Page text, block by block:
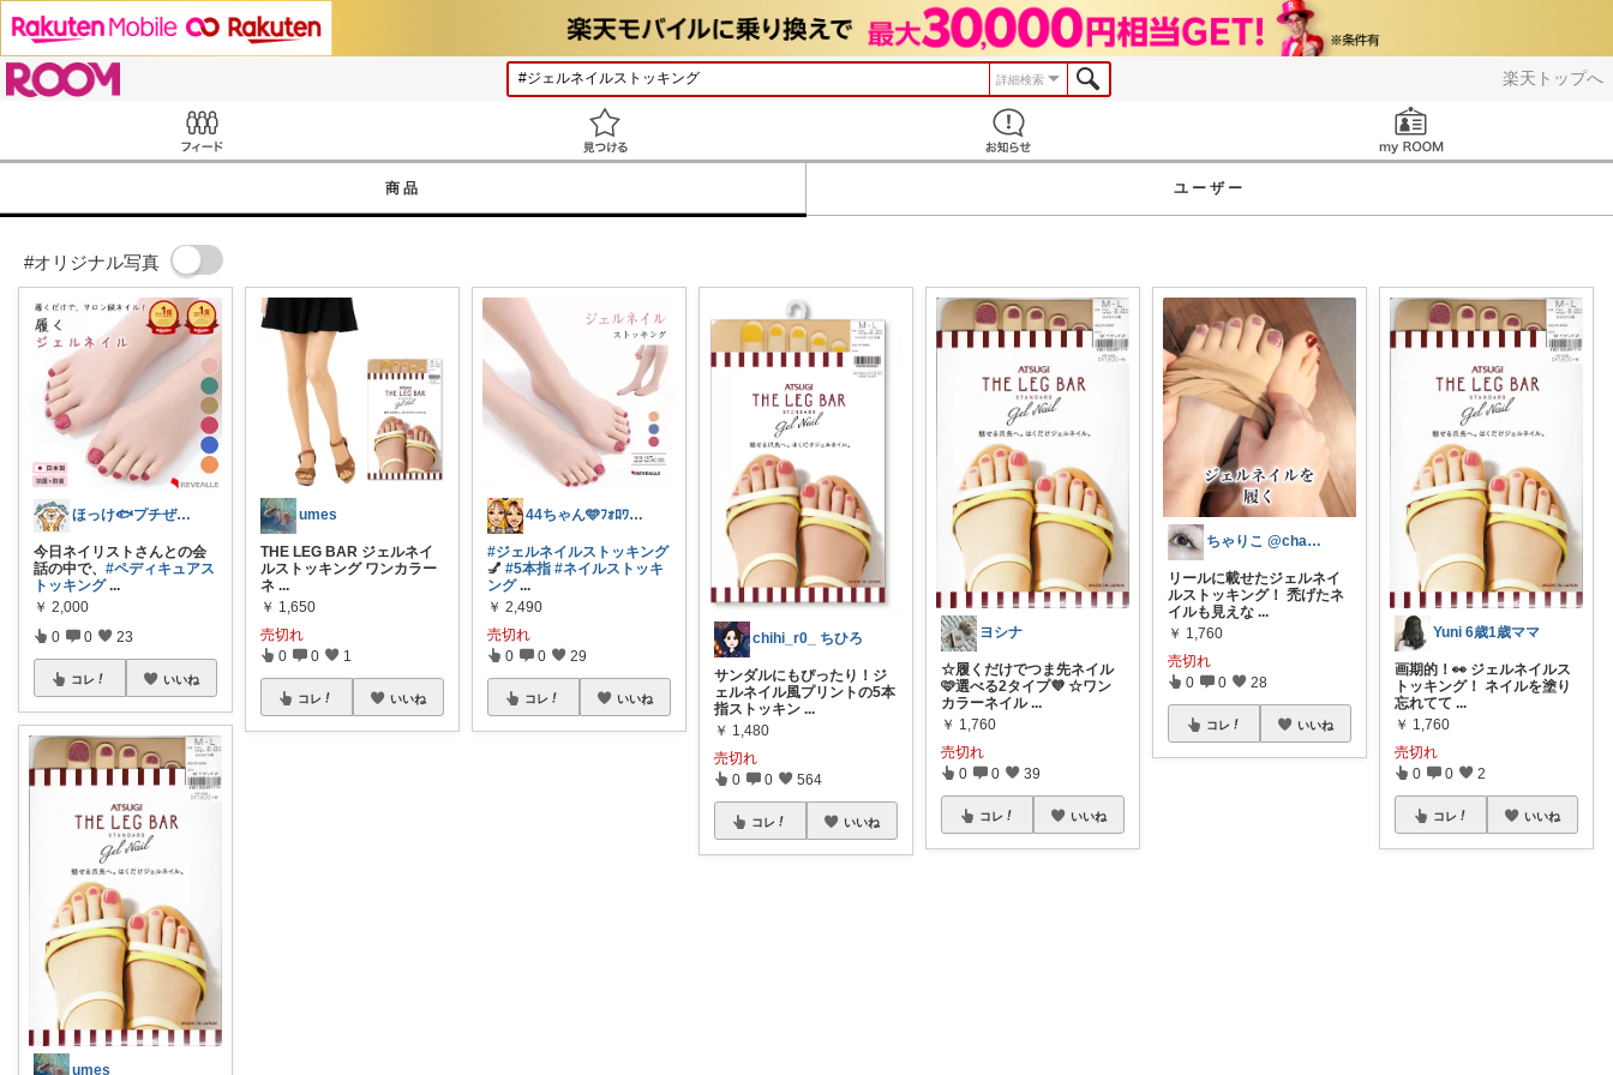
楽天トップへ
詳細検索
商品 ユーザー
#オリジナル写真
ほっけ🐟プチぜいたく
今日ネイリストさんとの会
話の中で、 #ペディキュアス
トッキング ...
￥ 2,000
0 0 23
コレ いいね
umes
umes
THE LEG BAR ジェルネイ
ルストッキング ワンカラー
ネ ...
￥ 1,650
売切れ
0 0 1
コレ いいね
44ちゃん🩵ﾌｫﾛﾜｰ様から購入
#ジェルネイルストッキング
💅#5本指 #ネイルストッキ
ング ...
￥ 2,490
売切れ
0 0 29
コレ いいね
chihi_r0_ ちひろ
サンダルにもぴったり！ジ
ェルネイル風プリントの5本
指ストッキン ...
￥ 1,480
売切れ
0 0 564
コレ いいね
ヨシナ
☆履くだけでつま先ネイル
🩷選べる2タイプ💜 ☆ワン
カラーネイル ...
￥ 1,760
売切れ
0 0 39
コレ いいね
ちゃりこ @charico2019
リールに載せたジェルネイ
ルストッキング！ 禿げたネ
イルも見えな ...
￥ 1,760
売切れ
0 0 28
コレ いいね
Yuni 6歳1歳ママ
画期的！👀 ジェルネイルス
トッキング！ ネイルを塗り
忘れてて ...
￥ 1,760
売切れ
0 0 2
コレ いいね